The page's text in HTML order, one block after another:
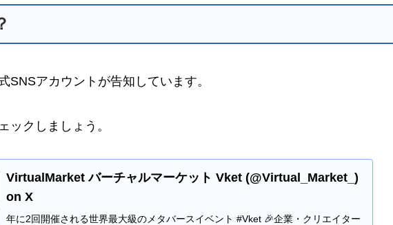
SNSアカウントが告知しています。
ックしましょう。
VirtualMarket バーチャルマーケット Vket (@Virtual_Market_)
on X
年に2回開催される世界最大級のメタバースイベント #Vket 🎉企業・クリエイター